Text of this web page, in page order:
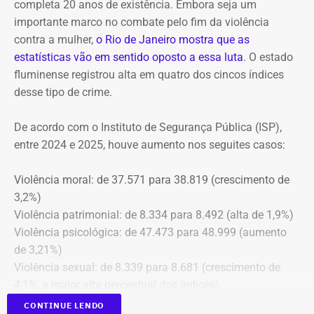
presidente do Itaprevi Fernanda; do ex-prefeito de Itaguaí,
Rubem Vieira de Souza, o Rubão; e de outros diretores e
conselheiros do fundo municipal.
Além disso, o tribunal aprovou a expedição de ofício com
cópia integral do processo ao Ministério Público do
apuração de possíveis ilícitos nas esferas cível e criminal,
e à Secretaria de Regime Próprio e Complementar do
completa 20 anos de existência. Embora seja um
importante marco no combate pelo fim da violência
contra a mulher, o Rio de Janeiro mostra que as
estatísticas vão em sentido oposto a essa luta. O estado
fluminense registrou alta em quatro dos cincos índices
desse tipo de crime.
De acordo com o Instituto de Segurança Pública (ISP),
entre 2024 e 2025, houve aumento nos seguites casos:
Violência moral: de 37.571 para 38.819 (crescimento de
3,2%)
Violência patrimonial: de 8.334 para 8.492 (alta de 1,9%)
Violência psicológica: de 47.473 para 48.999 (aumento
de 3,21%)
Violência sexual: de 8.339 para 8.681 (crescimento de
A única estatística que apresentou queda foi a de
CONTINUE LENDO